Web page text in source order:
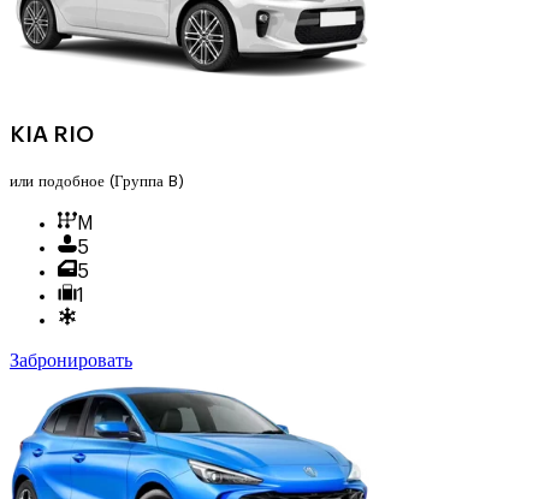
KIA RIO
или подобное (Группа B)
M
5
5
1
Забронировать